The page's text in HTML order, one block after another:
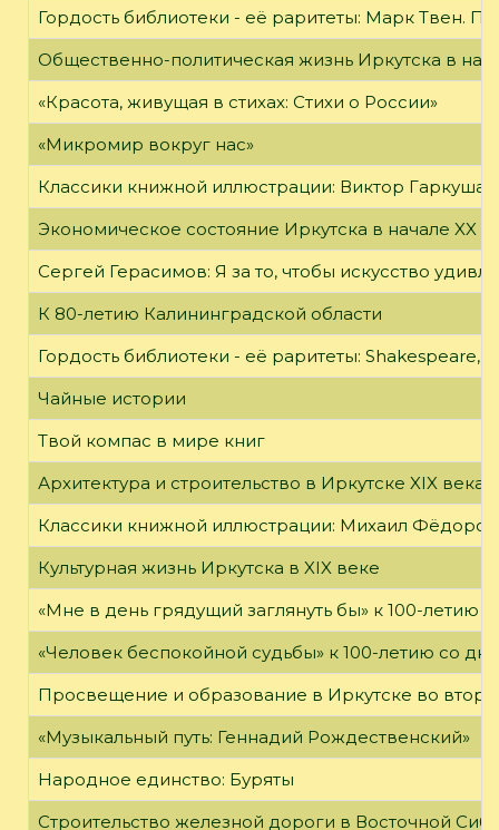
Гордость библиотеки - её раритеты: Марк Твен.
Общественно-политическая жизнь Иркутска в
«Красота, живущая в стихах: Стихи о России»
«Микромир вокруг нас»
Классики книжной иллюстрации: Виктор Гаркуша
Экономическое состояние Иркутска в начале XX
Сергей Герасимов: Я за то, чтобы искусство
К 80-летию Калининградской области
Гордость библиотеки - её раритеты: Shakespeare,
Чайные истории
Твой компас в мире книг
Архитектура и строительство в Иркутске XIX века
Классики книжной иллюстрации: Михаил Фёдоров
Культурная жизнь Иркутска в XIX веке
«Мне в день грядущий заглянуть бы» к 100-летию
«Человек беспокойной судьбы» к 100-летию со
Просвещение и образование в Иркутске во
«Музыкальный путь: Геннадий Рождественский»
Народное единство: Буряты
Строительство железной дороги в Восточной